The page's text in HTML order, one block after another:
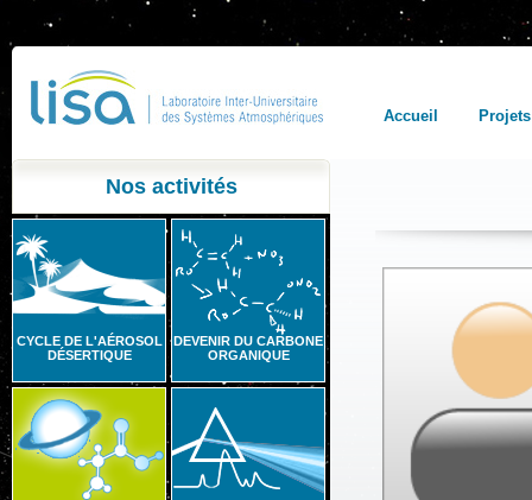
Accueil Projets
Nos activités
CYCLE DE L'AÉROSOL
DÉSERTIQUE
DEVENIR DU CARBONE
ORGANIQUE